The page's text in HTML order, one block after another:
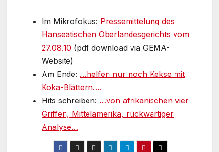
Im Mikrofokus: Pressemittelung des
Hanseatischen Oberlandesgerichts vom
27.08.10 (pdf download via GEMA-
Website)
Am Ende: …helfen nur noch Kekse mit
Koka-Blättern….
Hits schreiben: …von afrikanischen vier
Griffen, Mittelamerika, rückwärtiger
Analyse…